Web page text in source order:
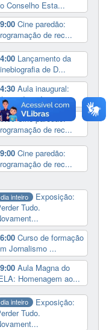
Conselho Esta...
Cine paredão:
de rec...
Lançamento da
de D...
Aula inaugural:
de país m...
Cine paredão:
de rec...
Cine paredão:
de rec...
dia inteiro
Exposição:
Tudo.
Curso de formação
Jornalismo ...
Aula Magna do
Homenagem ao...
dia inteiro
Exposição:
Tudo.